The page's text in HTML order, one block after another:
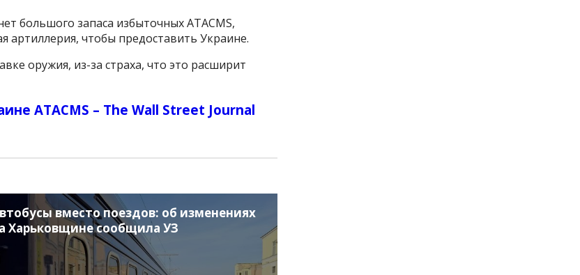
большого запаса избыточных ATACMS,
артиллерия, чтобы предоставить Украине.
оружия, из-за страха, что это расширит
ATACMS – The Wall Street Journal
вместо поездов: об изменениях
Харьковщине сообщила УЗ